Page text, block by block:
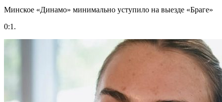
Минское «Динамо» минимально уступило на выезде «Браге»
0:1.